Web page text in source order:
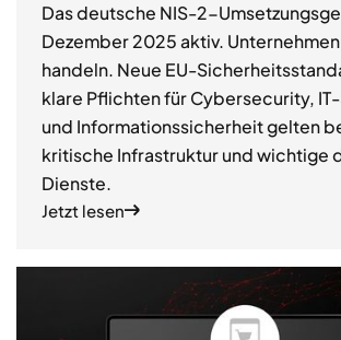
Das deutsche NIS-2-
Dezember 2025 aktiv.
handeln. Neue EU-
klare Pflichten für Cybersecurity,
und Informationssicherheit gelten
kritische Infrastruktur und wichtige
Dienste.
Jetzt lesen